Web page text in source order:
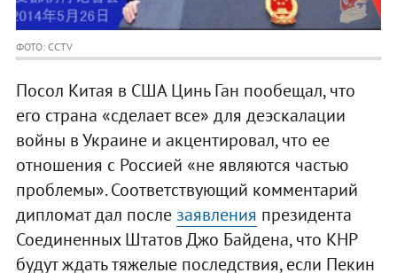
ФОТО: CCTV
Посол Китая в США Цинь Ган пообещал, что
его страна «сделает все» для деэскалации
войны в Украине и акцентировал, что ее
отношения с Россией «не являются частью
проблемы». Соответствующий комментарий
дипломат дал после заявления президента
Соединенных Штатов Джо Байдена, что КНР
будут ждать тяжелые последствия, если Пекин